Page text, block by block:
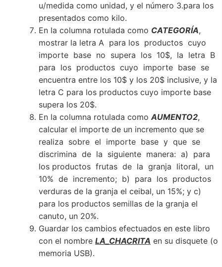
u/medida como unidad, y el número 3.para los
presentados como kilo.
En la columna rotulada como CATEGORÍA,
mostrar la letra A para los productos cuyo
importe base no supera los 10$, la letra B
para los productos cuyo importe base se
encuentra entre los 10$ y los 20$ inclusive, y la
letra C para los productos cuyo importe base
supera los 20$.
En la columna rotulada como AUMENTO2,
calcular el importe de un incremento que se
realiza sobre el importe base y que se
discrimina de la siguiente manera: a) para
los productos frutas de la granja litoral, un
10% de incremento; b) para los productos
verduras de la granja el ceibal, un 15%; y c)
para los productos semillas de la granja el
canuto, un 20%.
Guardar los cambios efectuados en este libro
con el nombre LA_CHACRITA en su disquete (o
memoria USB).